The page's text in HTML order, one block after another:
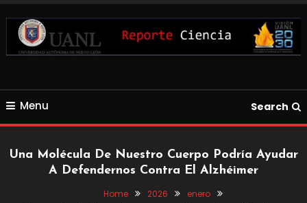
Content
Menu Search
Una Molécula De Nuestro Cuerpo Podría Ayudar
A Defendernos Contra El Alzhéimer
Home 2026
enero